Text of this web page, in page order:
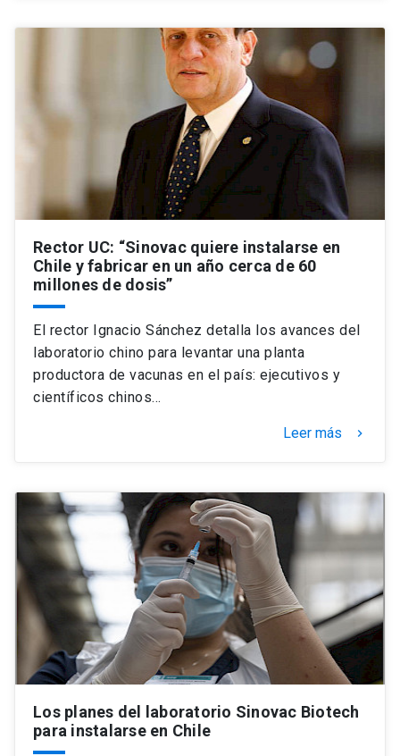
Rector UC: “Sinovac quiere instalarse en
Chile y fabricar en un año cerca de 60
millones de dosis”
El rector Ignacio Sánchez detalla los avances del
laboratorio chino para levantar una planta
productora de vacunas en el país: ejecutivos y
científicos chinos…
Leer más keyboard_arrow_right
Los planes del laboratorio Sinovac Biotech
para instalarse en Chile